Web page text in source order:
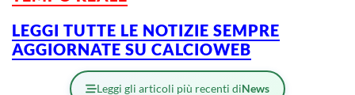
LEGGI TUTTE LE NOTIZIE SEMPRE
AGGIORNATE SU CALCIOWEB
Leggi gli articoli più recenti diNews